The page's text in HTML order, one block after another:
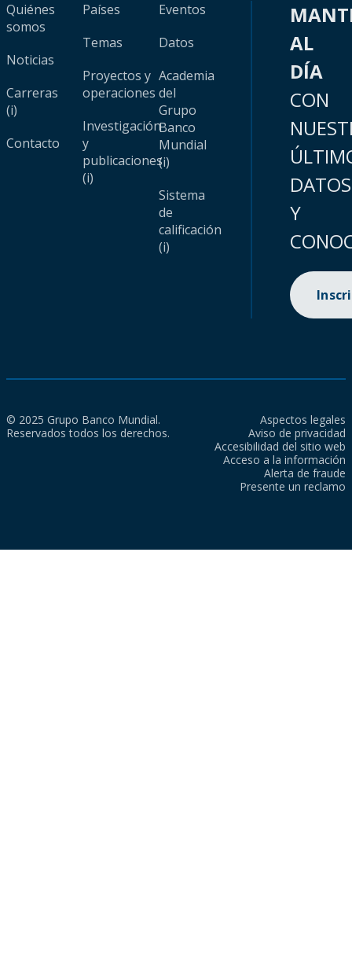
Quiénes
somos
Noticias
Carreras
(i)
Contacto
Países
Temas
Proyectos y
operaciones
Investigación
y
publicaciones
(i)
Eventos
Datos
Academia
del
Grupo
Banco
Mundial
(i)
Sistema
de
calificación
(i)
AL
DÍA
CON
DATOS
Y
© 2025 Grupo Banco Mundial.
Reservados todos los derechos.
Aspectos legales
Aviso de privacidad
Accesibilidad del sitio web
Acceso a la información
Alerta de fraude
Presente un reclamo